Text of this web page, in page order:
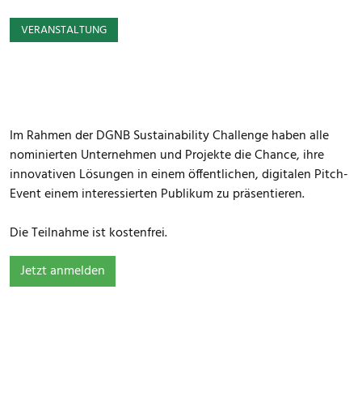
VERANSTALTUNG
Im Rahmen der DGNB Sustainability Challenge haben alle
nominierten Unternehmen und Projekte die Chance, ihre
innovativen Lösungen in einem öffentlichen, digitalen Pitch-
Event einem interessierten Publikum zu präsentieren.
Die Teilnahme ist kostenfrei.
Jetzt anmelden